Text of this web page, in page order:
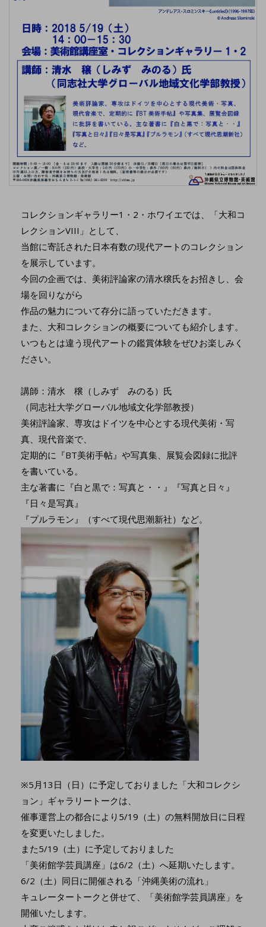
コレクションギャラリー1・2・ホワイエでは、「大和コ
レクションVIII」として、
当館に寄託された日本有数の現代アートのコレクション
を展示しています。
今回の企画では、美術評論家の清水穣氏をお招きし、会
場を回りながら
作品の魅力について存分に語っていただきます。
また、大和コレクションの概要についても紹介します。
いつもとは違う現代アートの鑑賞体験をぜひお楽しみく
ださい。
講師：清水 穣（しみず みのる）氏
（同志社大学グローバル地域文化学部教授）
美術評論家、専攻はドイツを中心とする現代美術・写
真、現代音楽で、
定期的に『BT美術手帖』や写真集、展覧会図録に批評
を書いている。
主な著書に『白と黒で：写真と・・』『写真と日々』
『日々是写真』
『プルラモン』（すべて現代思潮新社）など。
※5月13日（日）に予定しておりました「大和コレクシ
ョン」ギャラリートークは、
催事運営上の都合により5/19（土）の無料開放日に日程
を変更いたしました。
また5/19（土）に予定しておりました
「美術館学芸員講座」は6/2（土）へ延期いたします。
6/2（土）同日に開催される「沖縄美術の流れ」
キュレータートークと併せて、「美術館学芸員講座」を
開催いたします。